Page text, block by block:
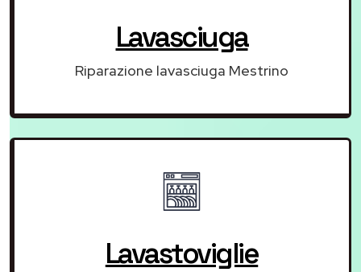
Lavasciuga
Riparazione lavasciuga Mestrino
Lavastoviglie